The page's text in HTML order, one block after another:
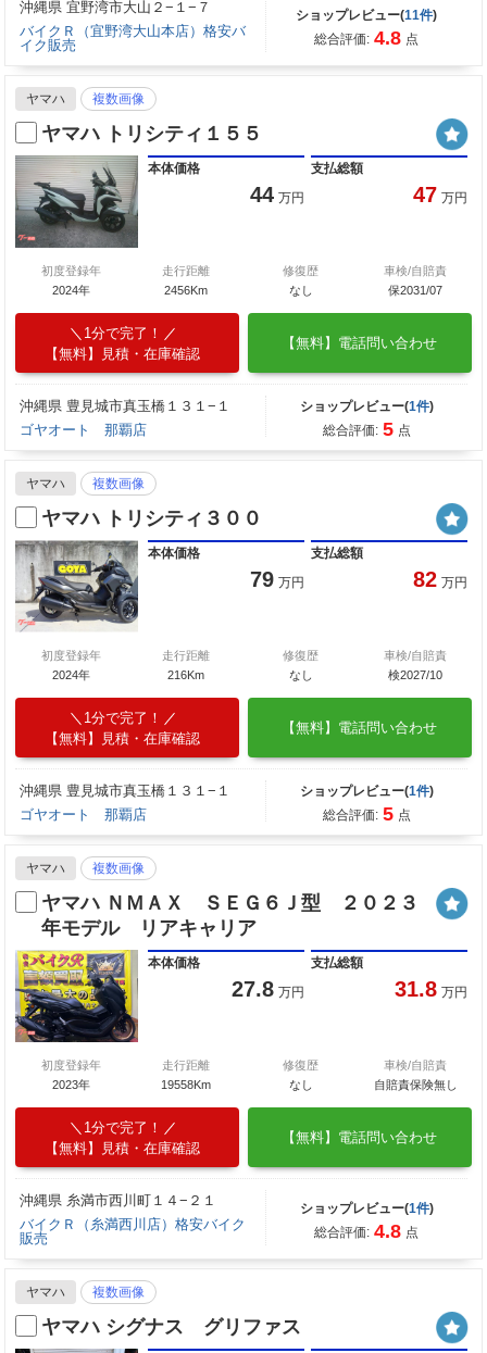
沖縄県 宜野湾市大山２−１−７
バイクＲ（宜野湾大山本店）格安バ
イク販売
ショップレビュー(11件)
総合評価: 4.8 点
ヤマハ 複数画像
ヤマハ トリシティ１５５
本体価格
44 万円
支払総額
47 万円
初度登録年
2024年
走行距離
2456Km
修復歴
なし
車検/自賠責
保2031/07
1分で完了！
【無料】見積・在庫確認
【無料】電話問い合わせ
沖縄県 豊見城市真玉橋１３１−１
ゴヤオート 那覇店
ショップレビュー(1件)
総合評価: 5 点
ヤマハ 複数画像
ヤマハ トリシティ３００
本体価格
79 万円
支払総額
82 万円
初度登録年
2024年
走行距離
216Km
修復歴
なし
車検/自賠責
検2027/10
1分で完了！
【無料】見積・在庫確認
【無料】電話問い合わせ
沖縄県 豊見城市真玉橋１３１−１
ゴヤオート 那覇店
ショップレビュー(1件)
総合評価: 5 点
ヤマハ 複数画像
ヤマハ ＮＭＡＸ ＳＥＧ６Ｊ型 ２０２３
年モデル リアキャリア
本体価格
27.8 万円
支払総額
31.8 万円
初度登録年
2023年
走行距離
19558Km
修復歴
なし
車検/自賠責
自賠責保険無し
1分で完了！
【無料】見積・在庫確認
【無料】電話問い合わせ
沖縄県 糸満市西川町１４−２１
バイクＲ（糸満西川店）格安バイク
販売
ショップレビュー(1件)
総合評価: 4.8 点
ヤマハ 複数画像
ヤマハ シグナス グリファス